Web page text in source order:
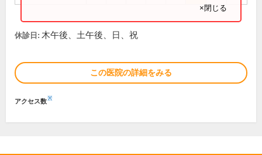
×閉じる
休診日: 木午後、土午後、日、祝
この医院の詳細をみる
アクセス数※